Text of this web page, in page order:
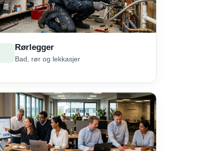
Rørlegger
Bad, rør og lekkasjer